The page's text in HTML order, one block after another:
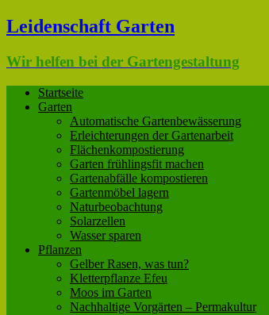
Leidenschaft Garten
Wir helfen bei der Gartengestaltung
Startseite
Garten
Automatische Gartenbewässerung
Erleichterungen der Gartenarbeit
Flächenkompostierung
Garten frühlingsfit machen
Gartenabfälle kompostieren
Gartenmöbel lagern
Naturbeobachtung
Solarzellen
Wasser sparen
Pflanzen
Gelber Rasen, was tun?
Kletterpflanze Efeu
Moos im Garten
Nachhaltige Vorgärten – Permakultur